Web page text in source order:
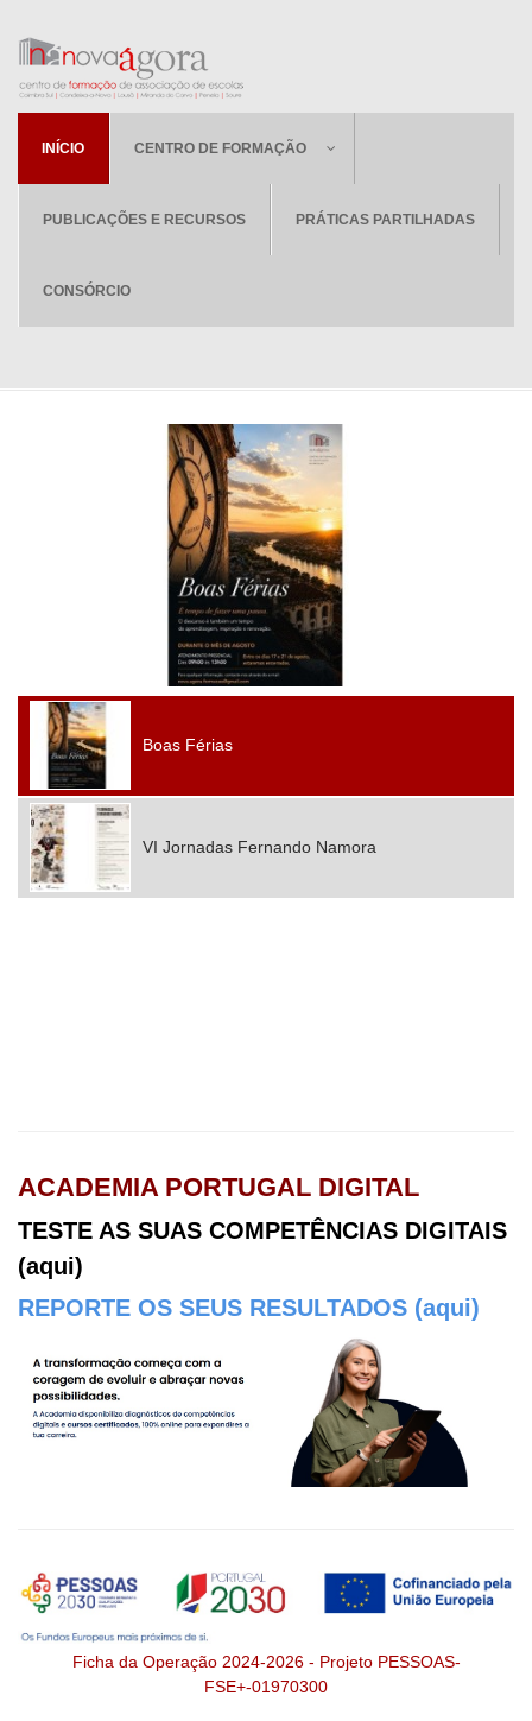
INÍCIO CENTRO DE FORMAÇÃO
PUBLICAÇÕES E RECURSOS PRÁTICAS PARTILHADAS
CONSÓRCIO
Boas Férias
VI Jornadas Fernando Namora
ACADEMIA PORTUGAL DIGITAL
TESTE AS SUAS COMPETÊNCIAS DIGITAIS
(aqui)
REPORTE OS SEUS RESULTADOS (aqui)
Ficha da Operação 2024-2026 - Projeto PESSOAS-
FSE+-01970300